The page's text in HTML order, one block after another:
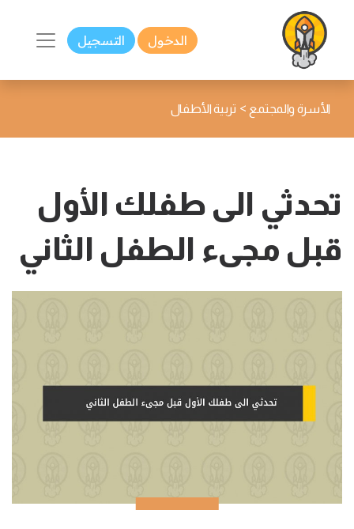
الدخول التسجيل
الأسرة والمجتمع > تربية الأطفال
تحدثي الى طفلك الأول
قبل مجىء الطفل الثاني